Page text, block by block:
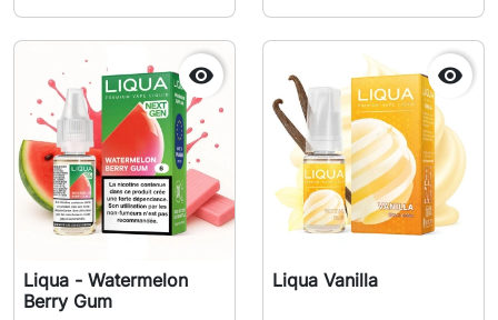

Liqua - Watermelon
Berry Gum

Liqua Vanilla